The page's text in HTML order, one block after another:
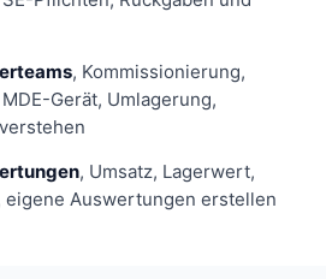
, Kommissionierung,
Gerät, Umlagerung,
, Umsatz, Lagerwert,
eigene Auswertungen erstellen